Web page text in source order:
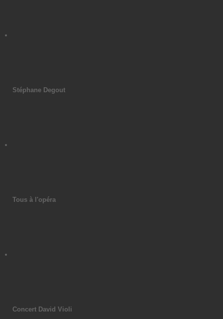
Stéphane Degout
Tous à l'opéra
Concert David Violi